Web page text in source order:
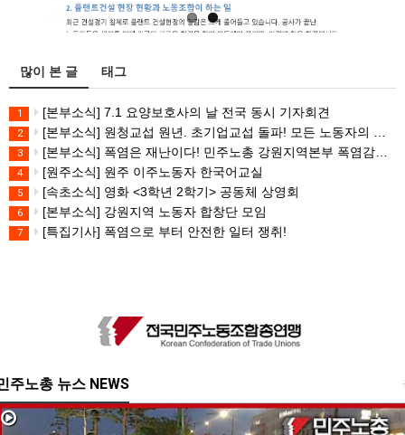
많이 본 글 태그
1 [본부소식] 7.1 요양보호사의 날 전국 동시 기자회견
2 [본부소식] 원청교섭 원년. 초기업교섭 돌파! 모든 노동자의 노동기본권 쟁취! 민주노총 7.15 총파업대회
3 [본부소식] 폭염은 재난이다! 민주노총 강원지역본부 폭염감시단 선포 기자회견
4 [원주소식] 원주 이주노동자 한국어교실
5 [속초소식] 영화 <3학년 2학기> 공동체 상영회
6 [본부소식] 강원지역 노동자 합창단 모임
7 [특집기사] 폭염으로 부터 안전한 일터 쟁취!
주노총 뉴스 NEWS